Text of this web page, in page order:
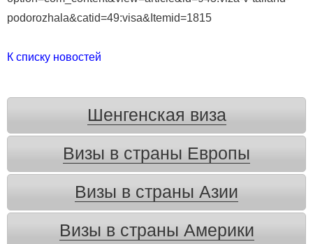
podorozhala&catid=49:visa&Itemid=1815
К списку новостей
Шенгенская виза
Визы в страны Европы
Визы в страны Азии
Визы в страны Америки